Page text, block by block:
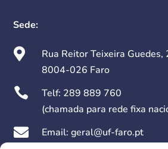
Sede:

Rua Reitor Teixeira Guedes,
8004-026 Faro
 Telf: 289 889 760
(chamada para rede fixa
 Email: geral@uf-faro.pt